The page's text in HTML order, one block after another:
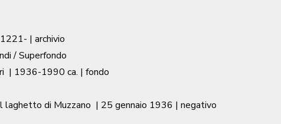
1221- | archivio
/ Superfondo
| 1936-1990 ca. | fondo
laghetto di Muzzano | 25 gennaio 1936 | negativo